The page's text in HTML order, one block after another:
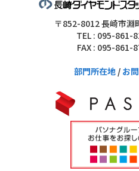
〒852-8012 長崎市淵
TEL : 095-861-
FAX : 095-861-
部門所在地 / お